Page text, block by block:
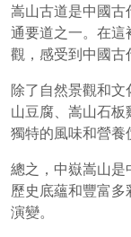
嵩山古道是中國
通要道之一。在
觀，感受到中國古
除了自然景觀和
山豆腐、嵩山石
獨特的風味和營養
總之，中嶽嵩山
歷史底蘊和豐富
演變。